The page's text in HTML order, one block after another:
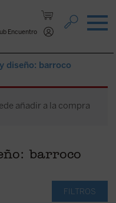
Encuentro
diseño: barroco
añadir a la compra
barroco
FILTROS